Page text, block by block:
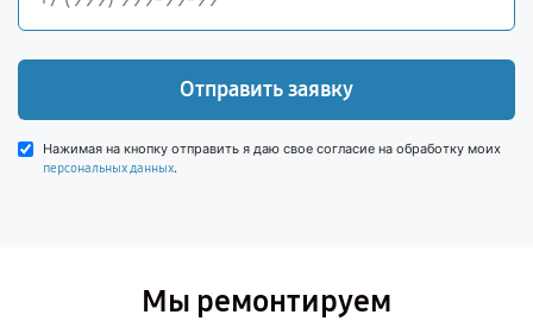
Отправить заявку
Нажимая на кнопку отправить я даю свое согласие на обработку моих
персональных данных.
Мы ремонтируем